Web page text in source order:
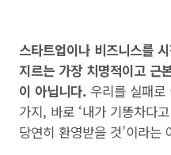
스타트업이나 비즈니스를
지르는 가장 치명적이고 근
이 아닙니다. 우리를 실패로
가지, 바로 ‘내가 기똥차다
당연히 환영받을 것’이라는